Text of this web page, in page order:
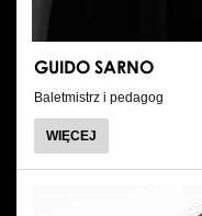
GUIDO SARNO
Baletmistrz i pedagog
WIĘCEJ
GUIDO